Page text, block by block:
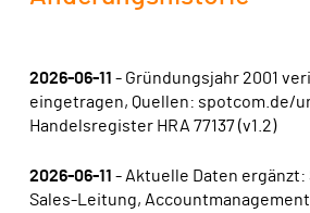
2026-06-11 - Gründungsjahr 2001
eingetragen, Quellen: spotcom.de/
Handelsregister HRA 77137 (v1.2)
2026-06-11 - Aktuelle Daten
Sales-Leitung,